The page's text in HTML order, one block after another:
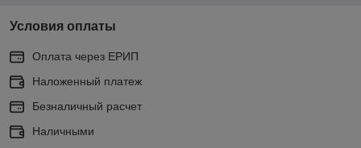
Условия оплаты
Оплата через ЕРИП
Наложенный платеж
Безналичный расчет
Наличными